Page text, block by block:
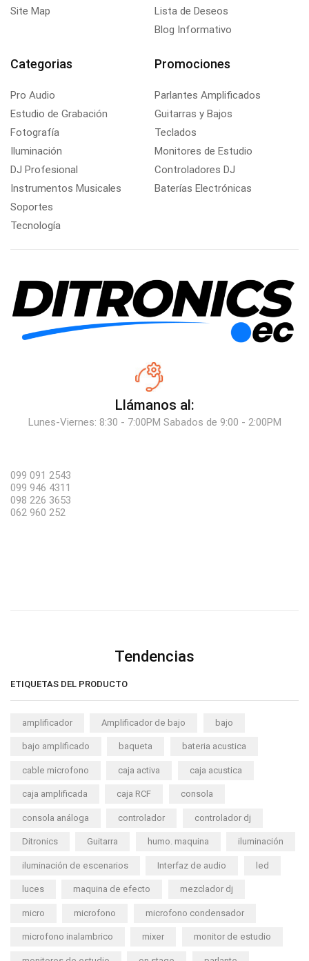
Site Map
Lista de Deseos
Blog Informativo
Categorias
Pro Audio
Estudio de Grabación
Fotografía
Iluminación
DJ Profesional
Instrumentos Musicales
Soportes
Tecnología
Promociones
Parlantes Amplificados
Guitarras y Bajos
Teclados
Monitores de Estudio
Controladores DJ
Baterías Electrónicas
Llámanos al:
Lunes-Viernes: 8:30 - 7:00PM Sabados de 9:00 - 2:00PM
099 091 2543
099 946 4311
098 226 3653
062 960 252
Tendencias
ETIQUETAS DEL PRODUCTO
amplificador Amplificador de bajo bajo
bajo amplificado baqueta bateria acustica
cable microfono caja activa caja acustica
caja amplificada caja RCF consola
consola análoga controlador controlador dj
Ditronics Guitarra humo. maquina iluminación
iluminación de escenarios Interfaz de audio led
luces maquina de efecto mezclador dj
micro microfono microfono condensador
microfono inalambrico mixer monitor de estudio